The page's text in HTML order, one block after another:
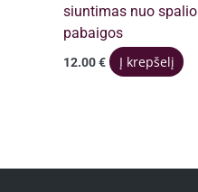
siuntimas nuo spalio
pabaigos
12.00€ Į krepšelį